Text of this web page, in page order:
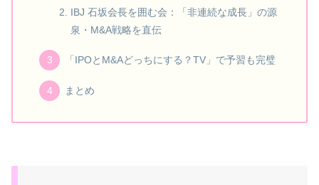
IBJ 石坂会長を囲む会：「非連続な成長」の源
泉・M&A戦略を直伝
「IPOとM&Aどっちにする？TV」で予習も完璧
まとめ